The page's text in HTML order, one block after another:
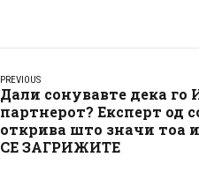
PREVIOUS
Дали сонувавте дека
партнерот? Експерт од
открива што значи тоа
СЕ ЗАГРИЖИТЕ